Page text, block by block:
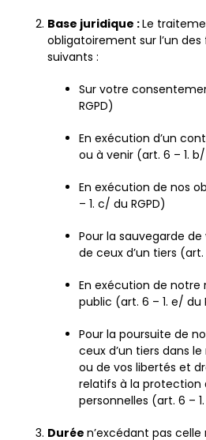
Base juridique :Le
obligatoirement sur l’un
suivants :
Sur votre
RGPD)
En exécution d’un
ou à venir (art. 6 – 1. b/
En exécution de nos
– 1. c/ du RGPD)
Pour la sauvegarde
de ceux d’un tiers (art.
En exécution de notre
public (art. 6 – 1. e/ du
Pour la poursuite de
ceux d’un tiers dans
ou de vos libertés et
relatifs à la protection
personnelles (art. 6 –
Durée n’excédant pas